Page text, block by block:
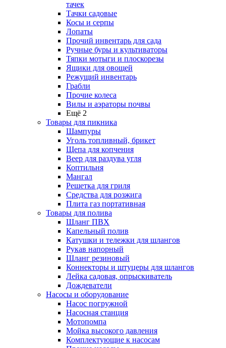
тачек
Тачки садовые
Косы и серпы
Лопаты
Прочий инвентарь для сада
Ручные буры и культиваторы
Тяпки мотыги и плоскорезы
Ящики для овощей
Режущий инвентарь
Грабли
Прочие колеса
Вилы и аэраторы почвы
Ещё 2
Товары для пикника
Шампуры
Уголь топливный, брикет
Щепа для копчения
Веер для раздува угля
Коптильня
Мангал
Решетка для гриля
Средства для розжига
Плита газ портативная
Товары для полива
Шланг ПВХ
Капельный полив
Катушки и тележки для шлангов
Рукав напорный
Шланг резиновый
Коннекторы и штуцеры для шлангов
Лейка садовая, опрыскиватель
Дождеватели
Насосы и оборудование
Насос погружной
Насосная станция
Мотопомпа
Мойка высокого давления
Комплектующие к насосам